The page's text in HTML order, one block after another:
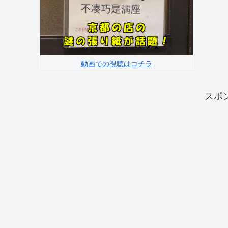
動画での視聴はコチラ
スポ